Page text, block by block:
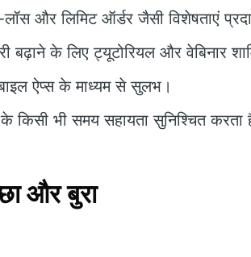
लॉस और लिमिट ऑर्डर जैसी विशेषताएं
बढ़ाने के लिए ट्यूटोरियल और वेबिनार
ऐप्स के माध्यम से सुलभ।
किसी भी समय सहायता सुनिश्चित करता
और बुरा